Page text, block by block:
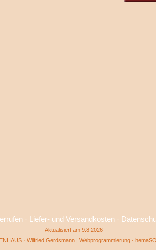
· Liefer- und Versandkosten ·
Aktualisiert am 9.8.2026
· Wilfried Gerdsmann | Webprogrammierung ·